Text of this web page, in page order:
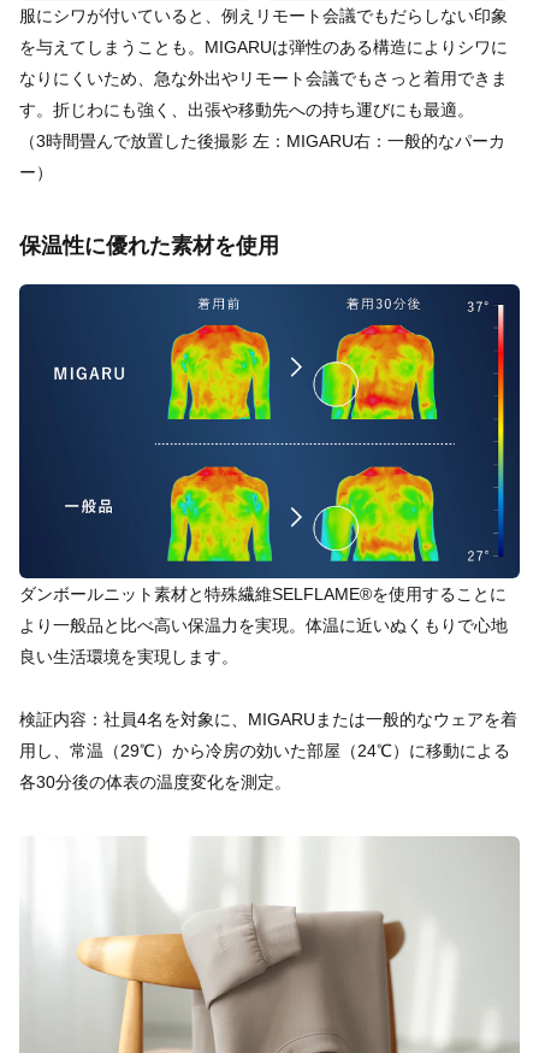
服にシワが付いていると、例えリモート会議でもだらしない印象
を与えてしまうことも。MIGARUは弾性のある構造によりシワに
なりにくいため、急な外出やリモート会議でもさっと着用できま
す。折じわにも強く、出張や移動先への持ち運びにも最適。
（3時間畳んで放置した後撮影 左：MIGARU右：一般的なパーカ
ー）
保温性に優れた素材を使用
ダンボールニット素材と特殊繊維SELFLAME®を使用することに
より一般品と比べ高い保温力を実現。体温に近いぬくもりで心地
良い生活環境を実現します。
検証内容：社員4名を対象に、MIGARUまたは一般的なウェアを着
用し、常温（29℃）から冷房の効いた部屋（24℃）に移動による
各30分後の体表の温度変化を測定。